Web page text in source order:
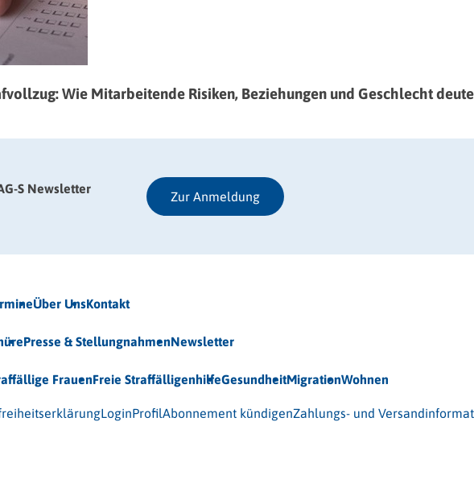
Wie Mitarbeitende Risiken, Beziehungen und Geschlecht
S Newsletter
Zur Anmeldung
Über UnsKontakt
Presse & StellungnahmenNewsletter
FrauenFreie StraffälligenhilfeGesundheitMigrationWohnen
LoginProfilAbonnement kündigenZahlungs- und